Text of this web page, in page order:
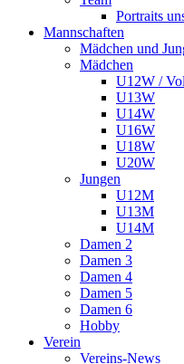
Portraits
Mannschaften
Mädchen und
Mädchen
U12W /
U13W
U14W
U16W
U18W
U20W
Jungen
U12M
U13M
U14M
Damen 2
Damen 3
Damen 4
Damen 5
Damen 6
Hobby
Verein
Vereins-News